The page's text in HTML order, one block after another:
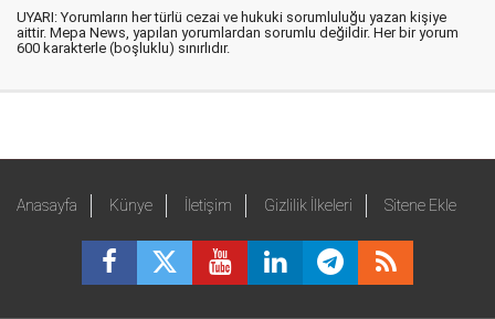
UYARI: Yorumların her türlü cezai ve hukuki sorumluluğu yazan kişiye
aittir. Mepa News, yapılan yorumlardan sorumlu değildir. Her bir yorum
600 karakterle (boşluklu) sınırlıdır.
Anasayfa Künye İletişim Gizlilik İlkeleri Sitene Ekle